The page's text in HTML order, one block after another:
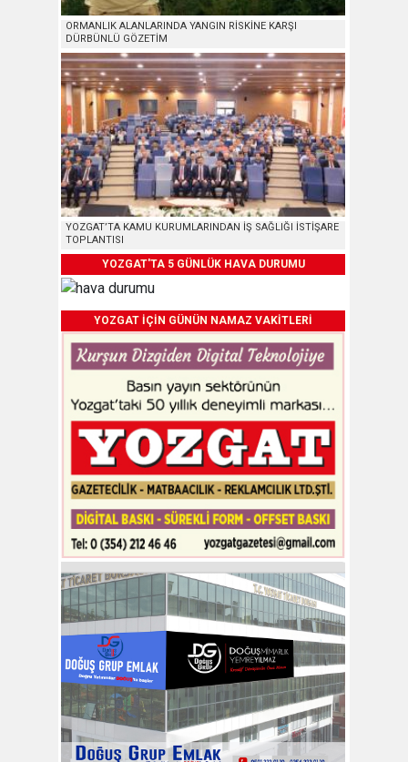
ORMANLIK ALANLARINDA YANGIN RİSKİNE KARŞI
DÜRBÜNLÜ GÖZETİM
YOZGAT’TA KAMU KURUMLARINDAN İŞ SAĞLIĞI İSTİŞARE
TOPLANTISI
YOZGAT'TA 5 GÜNLÜK HAVA DURUMU
YOZGAT İÇİN GÜNÜN NAMAZ VAKİTLERİ